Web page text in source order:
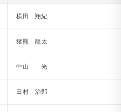
横田 翔紀
猪熊 龍太
中山 光
田村 治郎